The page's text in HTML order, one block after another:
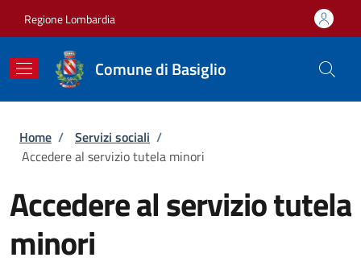
Regione Lombardia
Comune di Basiglio
Briciole di pane
Home / Servizi sociali /
Accedere al servizio tutela minori
Accedere al servizio tutela
minori